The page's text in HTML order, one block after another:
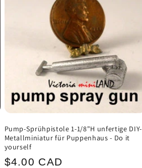
Pump-Sprühpistole 1-1/8"H unfertige DIY-
Metallminiatur für Puppenhaus - Do it
yourself
Normaler
$4.00 CAD